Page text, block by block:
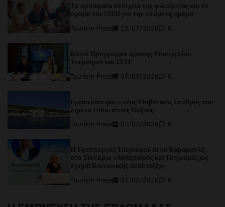
Τα πρόσφατα στοιχεία της φιλοξενίας και το
όραμα του ΙΤΕΠ για την επόμενη ημέρα
Tourism Press 13/07/2026 0
Κοινό Πρόγραμμα Δράσης Υπουργείου
Τουρισμού και ΣΕΤΕ
Tourism Press 07/07/2026 0
Εγκαινιάστηκε ο νέος Επιβατικός Σταθμός του
λιμένα Γαΐου στους Παξούς
Tourism Press 07/07/2026 0
Η Υφυπουργός Τουρισμού Άννα Καραμανλή
στο Συνέδριο «Αθλητισμός και Τουρισμός ως
όχημα Κοινωνικής Ανάπτυξης»
Tourism Press 01/07/2026 0